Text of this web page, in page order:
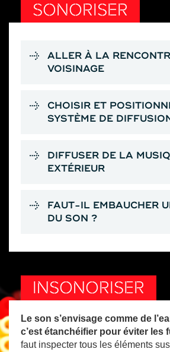
SONORISER
ALLER À LA
VOISINAGE
CHOISIR ET
SYSTÈME DE
DIFFUSER DE LA
EXTÉRIEUR
FAUT-IL EMBAUCHER
DU SON ?
INSONORISER
Le son s’envisage comme de
c’est étanchéifier pour éviter les
faut inspecter tous les éléments